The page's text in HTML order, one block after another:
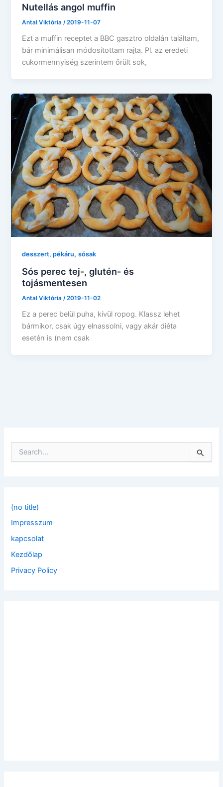
Nutellás angol muffin
Antal Viktória /2019-11-07
Ezt a muffin receptet a BBC gasztro oldalán találtam,
bár minimálisan módosítottam rajta. Pl. az eredeti
cukormennyiség szerintem őrült sok,
desszert, pékáru,sósak
Sós perec tej-, glutén- és
tojásmentesen
Antal Viktória /2019-11-02
Ez a perec belül puha, kívül ropog. Klassz lehet
bármikor, csak úgy elnassolni, vagy akár diéta
esetén is (nem csak
f
r
:
(no title)
Impresszum
kapcsolat
Kezdőlap
Privacy Policy